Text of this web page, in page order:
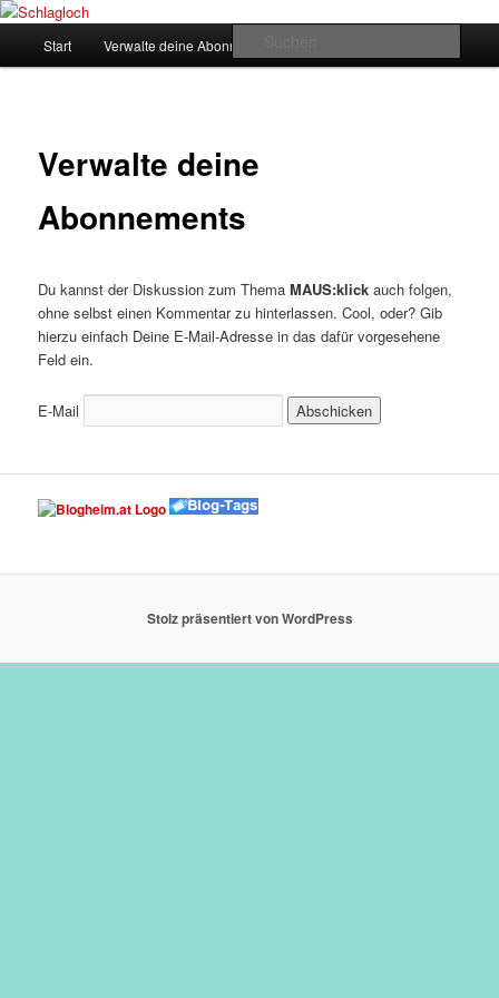
Zum supersberger taggedanken
Start Verwalte deine Abonnements
Verwalte deine
Abonnements
Du kannst der Diskussion zum ThemaMAUS:klickauch folgen,
ohne selbst einen Kommentar zu hinterlassen. Cool, oder? Gib
hierzu einfach Deine E-Mail-Adresse in das dafür vorgesehene
Feld ein.
E-Mail
Stolz präsentiert von WordPress